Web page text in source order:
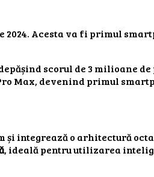
2024. Acesta va fi primul
scorul de 3 milioane
Max, devenind primul
integrează o arhitectură
, ideală pentru utilizarea